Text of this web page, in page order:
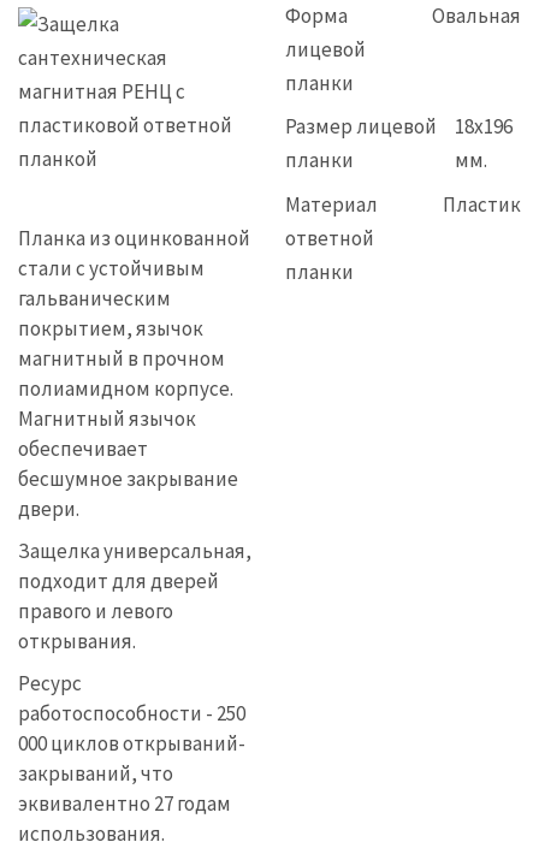
Планка из оцинкованной
стали с устойчивым
гальваническим
покрытием, язычок
магнитный в прочном
полиамидном корпусе.
Магнитный язычок
обеспечивает
бесшумное закрывание
двери.
Защелка универсальная,
подходит для дверей
правого и левого
открывания.
Ресурс
работоспособности - 250
000 циклов открываний-
закрываний, что
эквивалентно 27 годам
использования.
Форма
лицевой
планки
Овальная
Размер лицевой
планки
18x196
мм.
Материал
ответной
планки
Пластик